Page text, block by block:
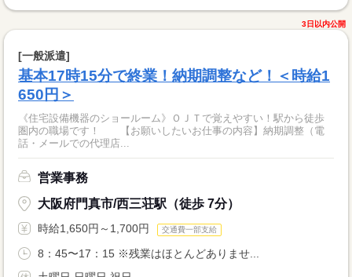
3日以内公開
[一般派遣]
基本17時15分で終業！納期調整など！＜時給1
650円＞
《住宅設備機器のショールーム》ＯＪＴで覚えやすい！駅から徒歩
圏内の職場です！ 【お願いしたいお仕事の内容】納期調整（電
話・メールでの代理店...
営業事務
大阪府門真市/西三荘駅（徒歩 7分）
時給1,650円～1,700円 交通費一部支給
8：45〜17：15 ※残業はほとんどありませ...